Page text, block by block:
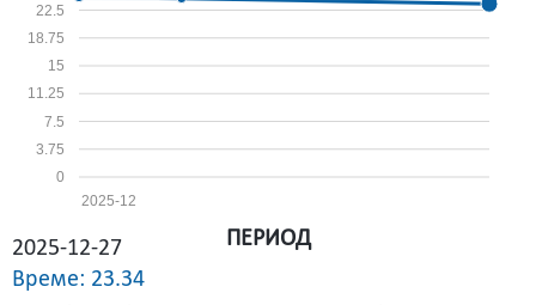
0
3.75
7.5
11.25
15
18.75
22.5
2025-12
2025-12-27
Време: 23.34
ПЕРИОД